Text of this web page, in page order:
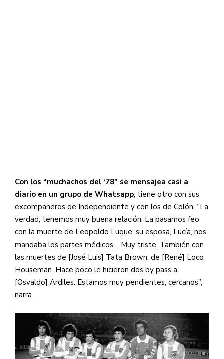
Con los “muchachos del ‘78″ se mensajea casi a
diario en un grupo de Whatsapp; tiene otro con sus
excompañeros de Independiente y con los de Colón. “La
verdad, tenemos muy buena relación. La pasamos feo
con la muerte de Leopoldo Luque; su esposa, Lucía, nos
mandaba los partes médicos… Muy triste. También con
las muertes de [José Luis] Tata Brown, de [René] Loco
Houseman. Hace poco le hicieron dos by pass a
[Osvaldo] Ardiles. Estamos muy pendientes, cercanos”,
narra.